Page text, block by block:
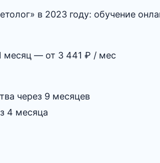
месяц — от 3 441 ₽ / мес
через 9 месяцев
4 месяца